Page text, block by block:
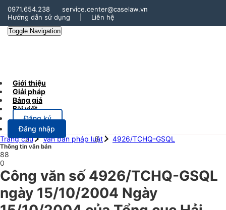
0971.654.238
service.center@caselaw.vn
Hướng dẫn sử dụng
Liên hệ
Toggle Navigation
Giới thiệu
Giải pháp
Bảng giá
Bài viết
Đăng ký
Đăng nhập
Trang chủ
Văn bản pháp luật 4926/TCHQ-GSQL
Thông tin văn bản
88
0
Công văn số 4926/TCHQ-GSQL
ngày 15/10/2004 Ngày